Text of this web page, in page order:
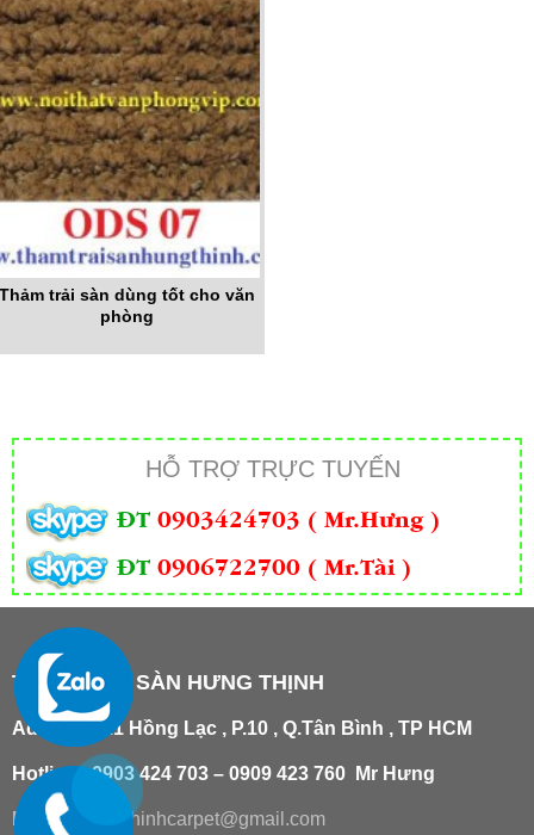
Thảm trải sàn dùng tốt cho văn
phòng
HỖ TRỢ TRỰC TUYẾN
ĐT 0903424703 ( Mr.Hưng )
ĐT 0906722700 ( Mr.Tài )
THẢM TRẢI SÀN HƯNG THỊNH
Add : 181/21 Hồng Lạc , P.10 , Q.Tân Bình , TP HCM
Hotline : 0903 424 703 – 0909 423 760 Mr Hưng
Email : hungthinhcarpet@gmail.com